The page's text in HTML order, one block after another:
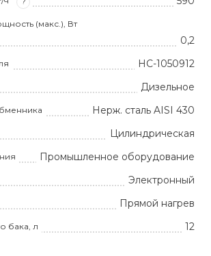
(макс.), Вт
0,2
НС-1050912
Дизельное
Нерж. сталь AISI 430
Цилиндрическая
Промышленное оборудование
Электронный
Прямой нагрев
бака, л 12